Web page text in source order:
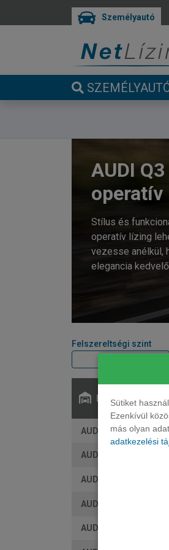
Sütiket
Ezenkívül
más olyan
adatkezelési
Személyautó
AUDI
Stílus és
operatív lízing
vezesse anélkül,
elegancia
Felszereltségi szint
Elérhető:
AUDI Q3 Sportback
AUDI Q3 Sportback
AUDI Q3 Sportback
AUDI Q3 Sportback
AUDI Q3 Sportback